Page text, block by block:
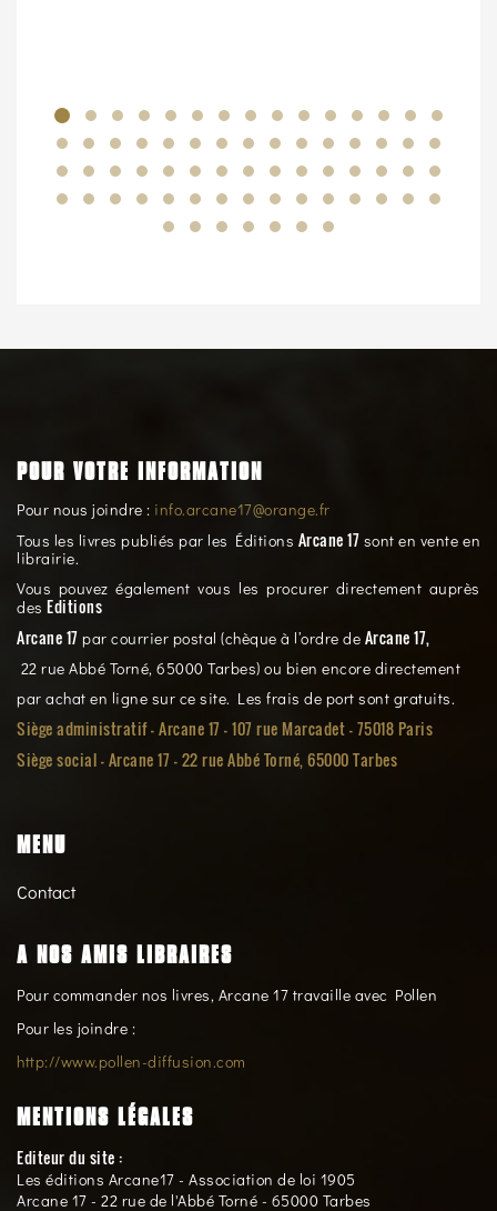
POUR VOTRE INFORMATION
Pour nous joindre : info.arcane17@orange.fr
Tous les livres publiés par les Éditions Arcane 17 sont en vente en
librairie.
Vous pouvez également vous les procurer directement auprès
des Editions
Arcane 17 par courrier postal (chèque à l’ordre de Arcane 17,
22 rue Abbé Torné, 65000 Tarbes) ou bien encore directement
par achat en ligne sur ce site. Les frais de port sont gratuits.
Siège administratif - Arcane 17 - 107 rue Marcadet - 75018 Paris
Siège social -Arcane 17 - 22 rue Abbé Torné, 65000 Tarbes
MENU
Contact
A NOS AMIS LIBRAIRES
Pour commander nos livres, Arcane 17 travaille avec Pollen
Pour les joindre :
http://www.pollen-diffusion.com
MENTIONS LÉGALES
Editeur du site :
Les éditions Arcane17 - Association de loi 1905
Arcane 17 - 22 rue de l'Abbé Torné - 65000 Tarbes